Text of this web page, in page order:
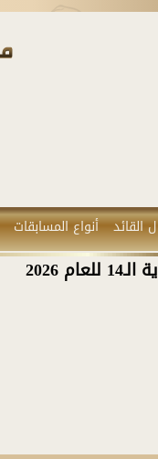
القائد أنواع المسابقات
2026